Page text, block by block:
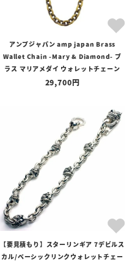
アンプジャパン amp japan Brass
Wallet Chain -Mary & Diamond- ブ
ラス マリアメダイ ウォレットチェーン
29,700
【要見積もり】スターリンギア 7デビルス
カル/ベーシックリンクウォレットチェー